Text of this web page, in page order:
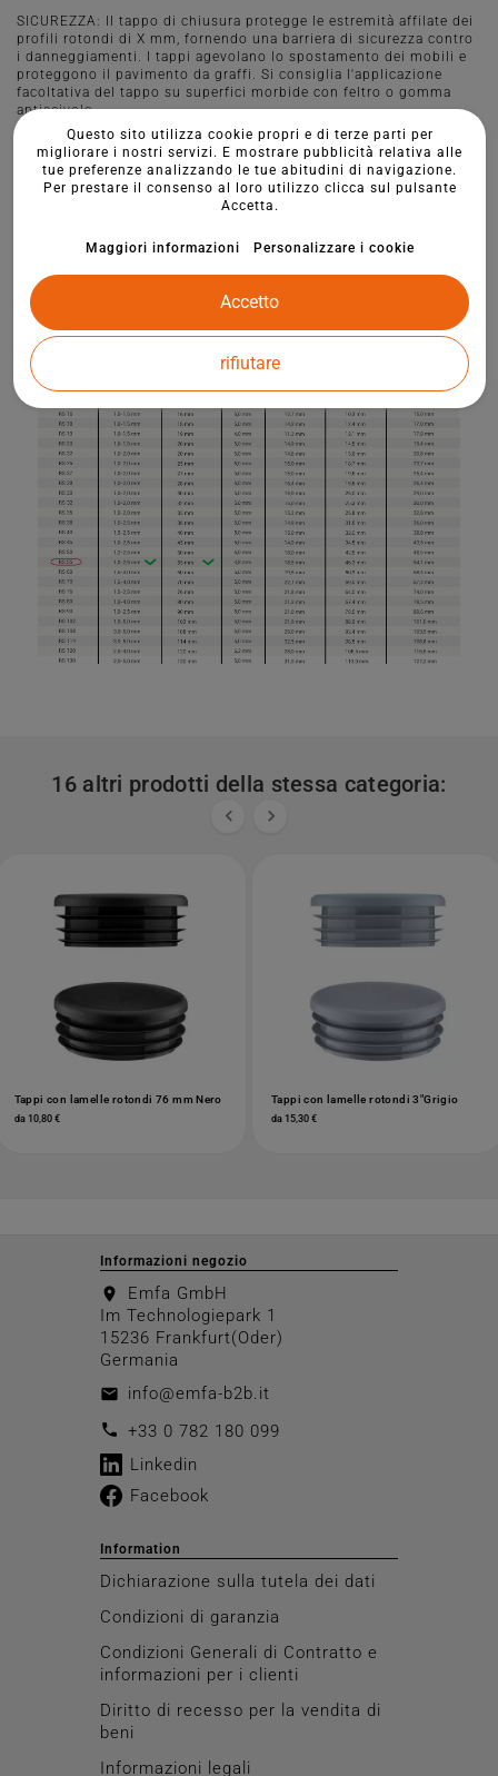
SICUREZZA: Il tappo di chiusura protegge le estremità affilate dei
profili rotondi di X mm, fornendo una barriera di sicurezza contro
i danneggiamenti. I tappi agevolano lo spostamento dei mobili e
proteggono il pavimento da graffi. Si consiglia l'applicazione
facoltativa del tappo su superfici morbide con feltro o gomma
antiscivolo.
MONTAGGIO E USO: Grazie alle tre lamelle, il montaggio è
semplice e stabile senza l'uso di adesivi, è sufficiente premere o
colpire per inserirlo. Sono ideali per strutture di profili in acciaio,
alluminio e plastica, sistemi di recinzione, macchinari,
attrezzature, mobili, attrezzature da parco giochi e altri elementi
16 altri prodotti della stessa categoria:
 
Tappi con lamelle rotondi 76 mm Nero
da 10,80 €
Tappi con lamelle rotondi 3"Grigio
da 15,30 €
Questo sito utilizza cookie propri e di terze parti per
migliorare i nostri servizi. E mostrare pubblicità relativa alle
tue preferenze analizzando le tue abitudini di navigazione.
Per prestare il consenso al loro utilizzo clicca sul pulsante
Accetta.
Maggiori informazioni Personalizzare i cookie
rifiutare
Accetto
Informazioni negozio
location_on
Emfa GmbH
Im Technologiepark 1
15236 Frankfurt(Oder)
Germania
email info@emfa-b2b.it
call +33 0 782 180 099
Linkedin
Facebook
Information
Dichiarazione sulla tutela dei dati
Condizioni di garanzia
Condizioni Generali di Contratto e
informazioni per i clienti
Diritto di recesso per la vendita di
beni
Informazioni legali